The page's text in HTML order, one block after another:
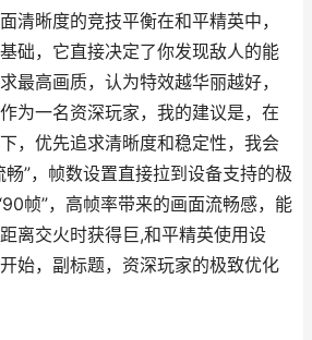
清晰度的竞技平衡在和平精英中，
础，它直接决定了你发现敌人的能
最高画质，认为特效越华丽越好，
为一名资深玩家，我的建议是，在
，优先追求清晰度和稳定性，我会
”，帧数设置直接拉到设备支持的极
帧”，高帧率带来的画面流畅感，能
离交火时获得巨,和平精英使用设
始，副标题，资深玩家的极致优化